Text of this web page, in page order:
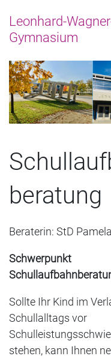
beratung
Beraterin: StD
Schwerpunkt
Sollte Ihr Kind im
Schullalltags vor
stehen, kann Ihnen